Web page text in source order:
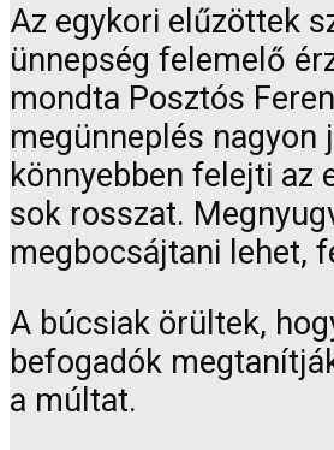
Az egykori elűzöttek
ünnepség felemelő
mondta Posztós
megünneplés nagyon
könnyebben felejti az
sok rosszat.
megbocsájtani lehet,
A búcsiak örültek,
befogadók
a múltat.